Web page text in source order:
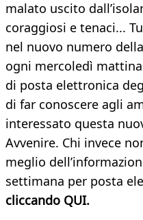
malato uscito
coraggiosi e tenaci...
nel nuovo numero
ogni mercoledì
di posta elettronica
di far conoscere agli
interessato questa
Avvenire. Chi invece
meglio
settimana per posta
cliccando QUI.